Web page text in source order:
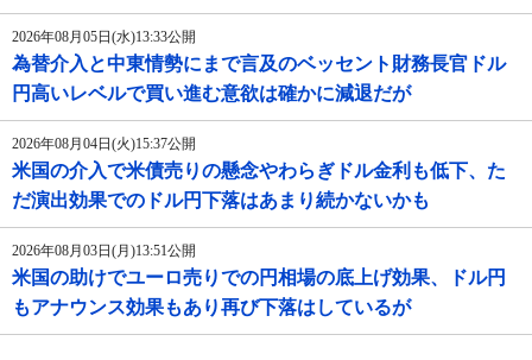
2026年08月05日(水)13:33公開
為替介入と中東情勢にまで言及のベッセント財務長官ドル
円高いレベルで買い進む意欲は確かに減退だが
2026年08月04日(火)15:37公開
米国の介入で米債売りの懸念やわらぎドル金利も低下、た
だ演出効果でのドル円下落はあまり続かないかも
2026年08月03日(月)13:51公開
米国の助けでユーロ売りでの円相場の底上げ効果、ドル円
もアナウンス効果もあり再び下落はしているが